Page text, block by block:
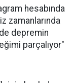
hesabında
zamanlarında
depremin
parçalıyor"